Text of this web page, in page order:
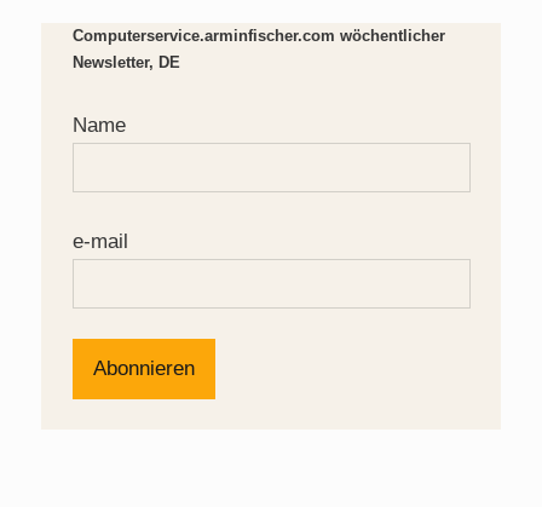
Computerservice.arminfischer.com wöchentlicher
Newsletter, DE
Name
e-mail